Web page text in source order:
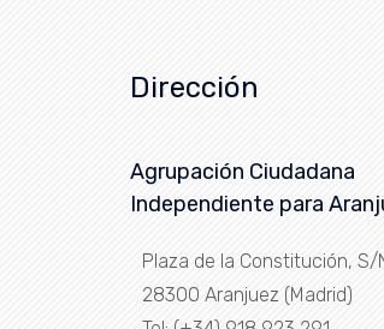
Dirección
Agrupación Ciudadana
Independiente para
Plaza de la Constitución, S/
28300 Aranjuez (Madrid)